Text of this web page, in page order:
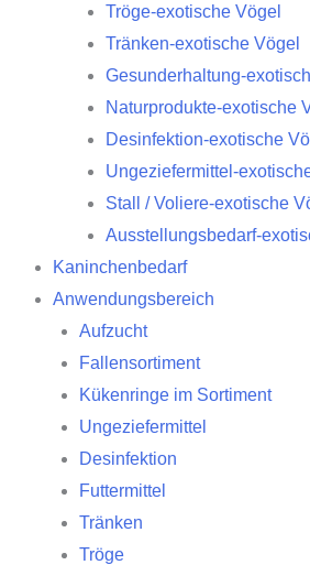
Tröge-exotische Vögel
Tränken-exotische Vögel
Gesunderhaltung-
Naturprodukte-exotische
Desinfektion-exotische
Ungeziefermittel-
Stall / Voliere-exotische
Ausstellungsbedarf-
Kaninchenbedarf
Anwendungsbereich
Aufzucht
Fallensortiment
Kükenringe im Sortiment
Ungeziefermittel
Desinfektion
Futtermittel
Tränken
Tröge